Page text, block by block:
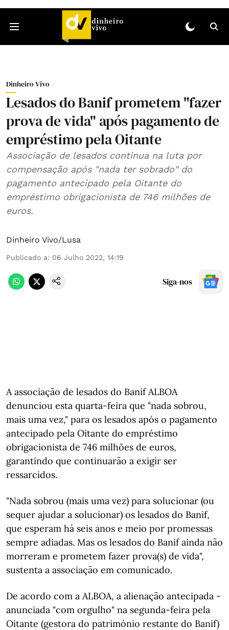
Dinheiro Vivo
Lesados do Banif prometem "fazer
prova de vida" após pagamento de
empréstimo pela Oitante
Associação de lesados continua na luta por
compensação após "nada ter sobrado" do
pagamento antecipado pela Oitante do
empréstimo obrigacionista de 746 milhões de
euros.
Dinheiro Vivo/Lusa
Publicado a: 06 Julho 2022, 14:19
Siga-nos
A associação de lesados do Banif ALBOA
denunciou esta quarta-feira que "nada sobrou,
mais uma vez," para os lesados após o pagamento
antecipado pela Oitante do empréstimo
obrigacionista de 746 milhões de euros,
garantindo que continuarão a exigir ser
ressarcidos.
"Nada sobrou (mais uma vez) para solucionar (ou
sequer ajudar a solucionar) os lesados do Banif,
que esperam há seis anos e meio por promessas
sempre adiadas. Mas os lesados do Banif ainda não
morreram e prometem fazer prova(s) de vida",
sustenta a associação em comunicado.
De acordo com a ALBOA, a alienação antecipada -
anunciada "com orgulho" na segunda-feira pela
Oitante (gestora do património restante do Banif)